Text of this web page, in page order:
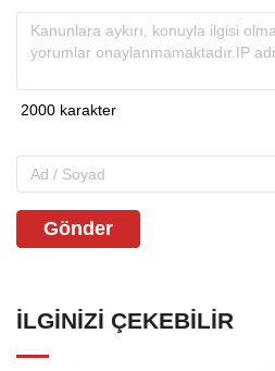
Gönder
İLGINIZI ÇEKEBILIR